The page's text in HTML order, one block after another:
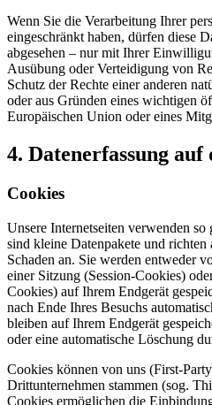
Wenn Sie die Verarbeitung Ihrer
eingeschränkt haben, dürfen diese
abgesehen – nur mit Ihrer
Ausübung oder Verteidigung von
Schutz der Rechte einer anderen
oder aus Gründen eines wichtigen
Europäischen Union oder eines
4. Datenerfassung auf
Cookies
Unsere Internetseiten verwenden
sind kleine Datenpakete und
Schaden an. Sie werden entweder
einer Sitzung (Session-Cookies)
Cookies) auf Ihrem Endgerät
nach Ende Ihres Besuchs
bleiben auf Ihrem Endgerät
oder eine automatische Löschung
Cookies können von uns (First-
Drittunternehmen stammen (sog.
Cookies ermöglichen die